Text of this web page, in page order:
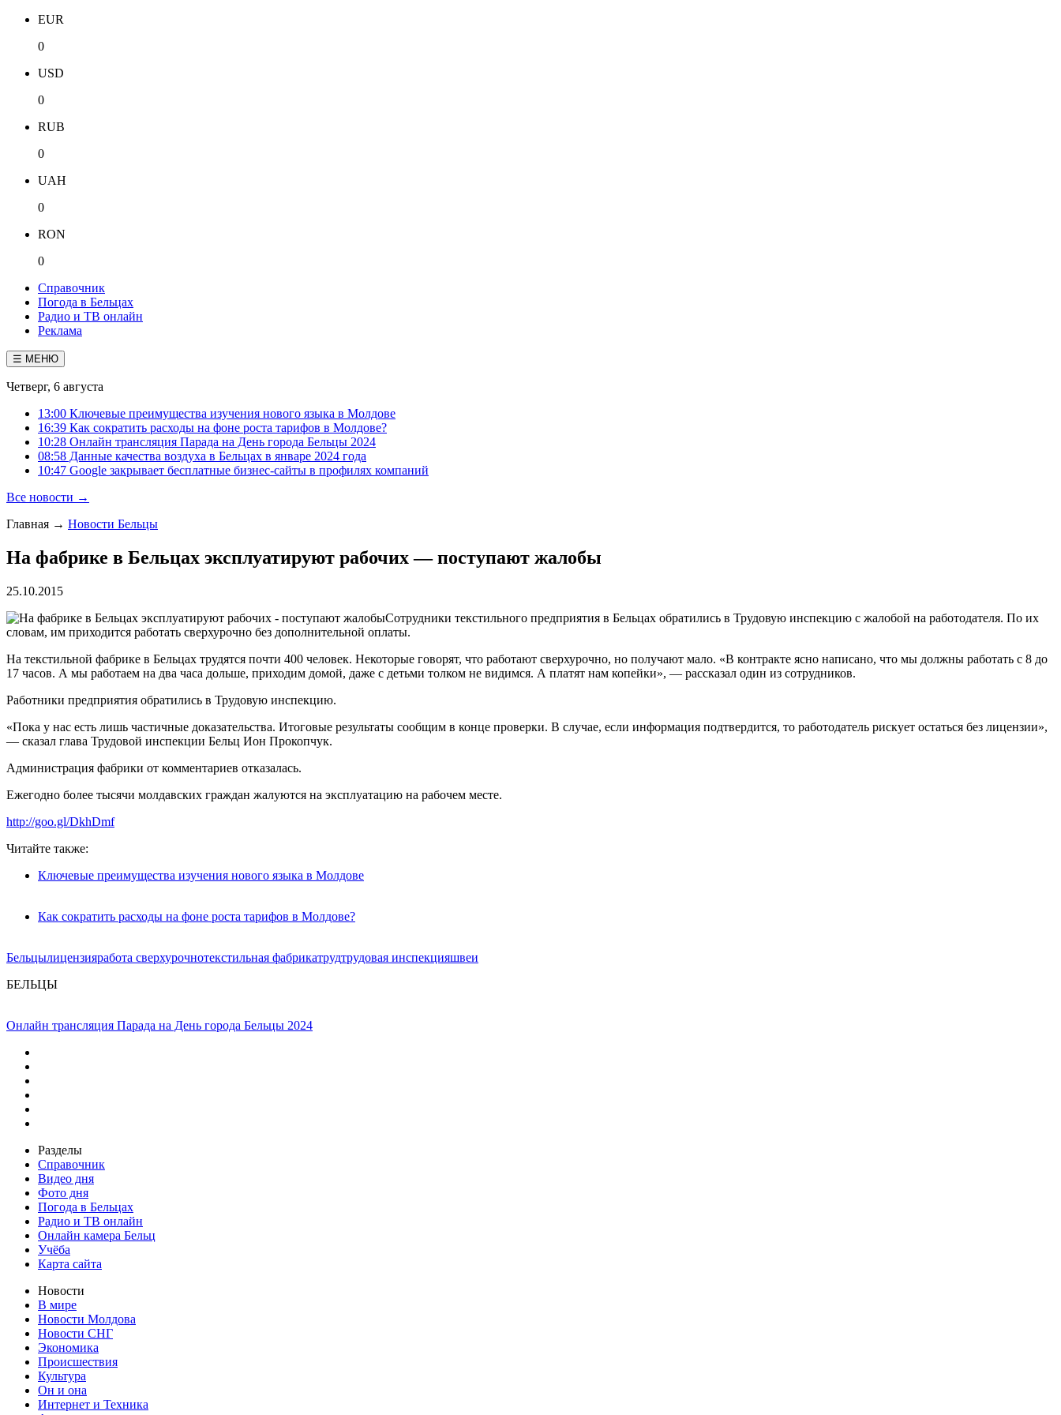
EUR
0
USD
0
RUB
0
UAH
0
RON
0
Справочник
Погода в Бельцах
Радио и ТВ онлайн
Реклама
☰ МЕНЮ
Четверг, 6 августа
13:00 Ключевые преимущества изучения нового языка в Молдове
16:39 Как сократить расходы на фоне роста тарифов в Молдове?
10:28 Онлайн трансляция Парада на День города Бельцы 2024
08:58 Данные качества воздуха в Бельцах в январе 2024 года
10:47 Google закрывает бесплатные бизнес-сайты в профилях компаний
Все новости →
Главная → Новости Бельцы
На фабрике в Бельцах эксплуатируют рабочих — поступают жалобы
25.10.2015
Сотрудники текстильного предприятия в Бельцах обратились в Трудовую инспекцию с жалобой на работодателя. По их
словам, им приходится работать сверхурочно без дополнительной оплаты.
На текстильной фабрике в Бельцах трудятся почти 400 человек. Некоторые говорят, что работают сверхурочно, но получают мало. «В контракте ясно написано, что мы должны работать с 8 до
17 часов. А мы работаем на два часа дольше, приходим домой, даже с детьми толком не видимся. А платят нам копейки», — рассказал один из сотрудников.
Работники предприятия обратились в Трудовую инспекцию.
«Пока у нас есть лишь частичные доказательства. Итоговые результаты сообщим в конце проверки. В случае, если информация подтвердится, то работодатель рискует остаться без лицензии»,
— сказал глава Трудовой инспекции Бельц Ион Прокопчук.
Администрация фабрики от комментариев отказалась.
Ежегодно более тысячи молдавских граждан жалуются на эксплуатацию на рабочем месте.
http://goo.gl/DkhDmf
Читайте также:
Ключевые преимущества изучения нового языка в Молдове
Как сократить расходы на фоне роста тарифов в Молдове?
Бельцылицензияработа сверхурочнотекстильная фабрикатрудтрудовая инспекцияшвеи
БЕЛЬЦЫ
Онлайн трансляция Парада на День города Бельцы 2024
Разделы
Справочник
Видео дня
Фото дня
Погода в Бельцах
Радио и ТВ онлайн
Онлайн камера Бельц
Учёба
Карта сайта
Новости
В мире
Новости Молдова
Новости СНГ
Экономика
Происшествия
Культура
Он и она
Интернет и Техника